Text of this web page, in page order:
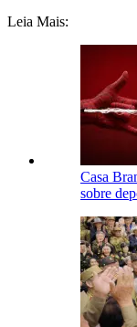
Leia Mais:
Casa
sobre